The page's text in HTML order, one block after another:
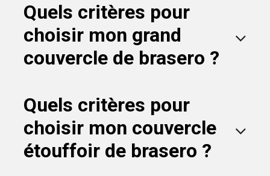
Quels critères pour
choisir mon grand
couvercle de brasero ?
Quels critères pour
choisir mon couvercle
étouffoir de brasero ?